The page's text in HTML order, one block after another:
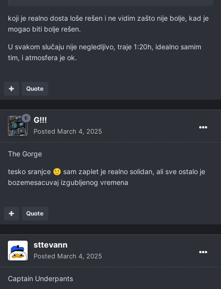
koji je realno dosta loše rešen i ne vidim zašto nije bolje, kad je
mogao biti bolje rešen.
U svakom slučaju nije negledljivo, traje 1:20h, idealno samim
tim, i atmosfera je ok.
Quote
G!!!
Posted March 4, 2025
The Gorge
tesko sranjce 🙂 sam zaplet je realno solidan, ali sve ostalo je
bozemesacuvaj izgubljenog vremena
Quote
sttevann
Posted March 4, 2025
Captain Underpants